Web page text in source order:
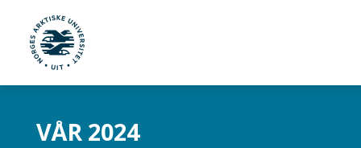
UiT Norges arktiske universitet
VÅR 2024